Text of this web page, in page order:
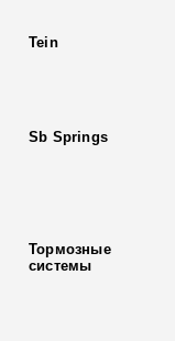
Tein
Sb Springs
Тормозные
системы